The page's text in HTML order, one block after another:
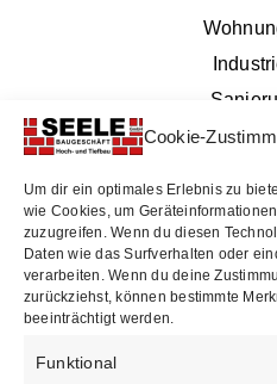
Cookie-
Um dir ein optimales Erlebnis zu
wie Cookies, um
zuzugreifen. Wenn du diesen
Daten wie das Surfverhalten oder
verarbeiten. Wenn du deine
zurückziehst, können bestimmte
beeinträchtigt werden.
Funktional
Erd- und
Anfahrt über